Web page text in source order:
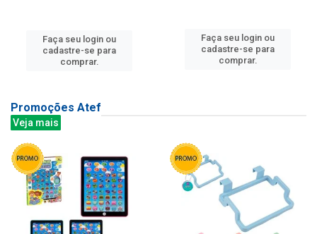
Faça seu login ou
cadastre-se para
comprar.
Faça seu login ou
cadastre-se para
comprar.
Promoções Atef
Veja mais